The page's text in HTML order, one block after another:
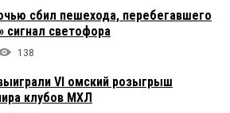
сбил пешехода, перебегавшего
сигнал светофора
138
VI омский розыгрыш
клубов МХЛ